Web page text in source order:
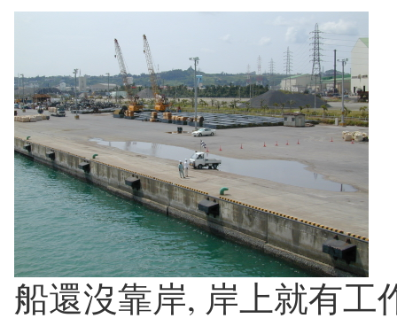
船還沒靠岸, 岸上就有工